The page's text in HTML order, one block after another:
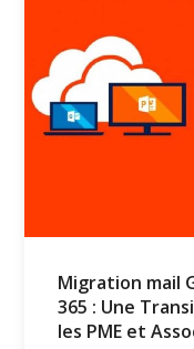
Migration mail
365 : Une
les PME et